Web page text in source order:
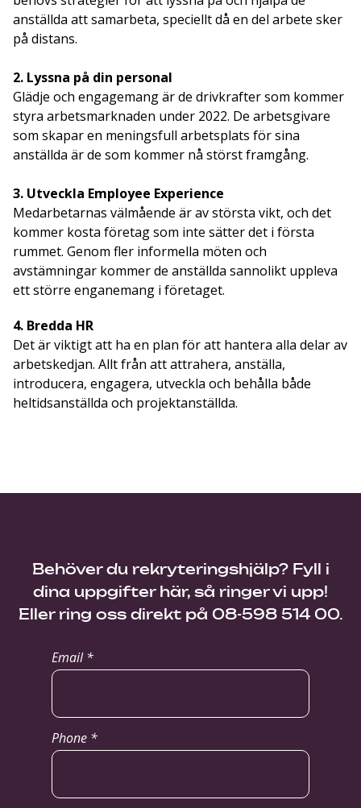
anställda att samarbeta, speciellt då en del arbete sker
på distans.
2. Lyssna på din personal
Glädje och engagemang är de drivkrafter som kommer
styra arbetsmarknaden under 2022. De arbetsgivare
som skapar en meningsfull arbetsplats för sina
anställda är de som kommer nå störst framgång.
3. Utveckla Employee Experience
Medarbetarnas välmående är av största vikt, och det
kommer kosta företag som inte sätter det i första
rummet. Genom fler informella möten och
avstämningar kommer de anställda sannolikt uppleva
ett större enganemang i företaget.
4. Bredda HR
Det är viktigt att ha en plan för att hantera alla delar av
arbetskedjan. Allt från att attrahera, anställa,
introducera, engagera, utveckla och behålla både
heltidsanställda och projektanställda.
Behöver du rekryteringshjälp? Fyll i
dina uppgifter här, så ringer vi upp!
Eller ring oss direkt på 08-598 514 00.
Email *
Phone *